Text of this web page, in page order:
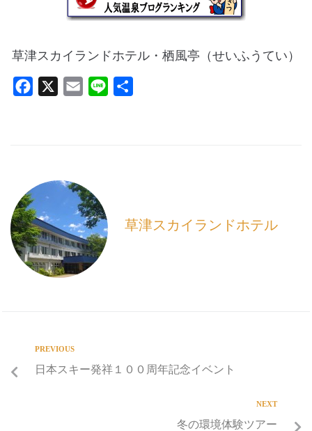
草津スカイランドホテル・栖風亭（せいふうてい）
o
o
k
草津スカイランドホテル
PREVIOUS
日本スキー発祥１００周年記念イベント
NEXT
冬の環境体験ツアー